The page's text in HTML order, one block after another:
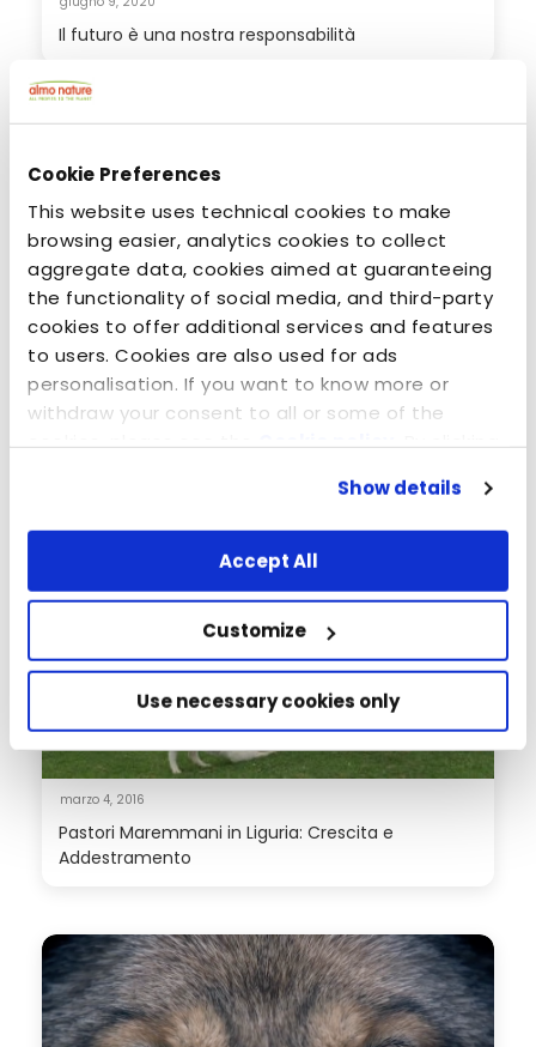
Cookie Preferences
This website uses technical cookies to make
browsing easier, analytics cookies to collect
aggregate data, cookies aimed at guaranteeing
the functionality of social media, and third-party
cookies to offer additional services and features
to users. Cookies are also used for ads
personalisation. If you want to know more or
withdraw your consent to all or some of the
cookies, please see theCookie policy. By clicking
scrolling this webpage or continuing to browse in
any other way, you agree to the use of cookies.
Show details
Accept All
Customize
Use necessary cookies only
Il futuro è una nostra responsabilità
marzo 4, 2016
Pastori Maremmani in Liguria: Crescita e
Addestramento